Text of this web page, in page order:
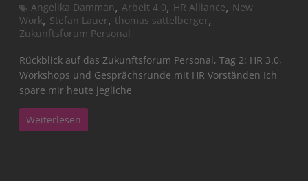
Angelika Damman,Arbeit 4.0, HR Alliance, New
Work, Stefan Lauer,thomas sattelberger,
Zukunftsforum Personal
Rückblick auf das Zukunftsforum Personal, Tag 2: HR 3.0,
Workshops und Gesprächsrunde mit HR Vorständen Ich
spare mir heute jegliche
Weiterlesen